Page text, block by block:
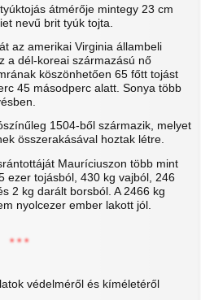
átmérője mintegy 23 cm
nevű brit tyúk tojta.
az amerikai Virginia állambeli
a dél-koreai származású nő
köszönhetően 65 főtt tojást
45 másodperc alatt. Sonya több
1504-ből származik, melyet
összerakásával hoztak létre.
Mauríciuszon több mint
ezer tojásból, 430 kg vajból, 246
2 kg darált borsból. A 2466 kg
nyolcezer ember lakott jól.
* * *
védelméről és kíméletéről